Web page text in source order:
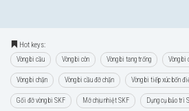
Hot keys:
Vòng bi cầu Vòng bi côn Vòng bi tang trống Vòng bi
Vòng bi chặn Vòng bi cầu đỡ chặn Vòng bi tiếp xúc bốn
Gối đỡ vòng bi SKF Mỡ chịu nhiệt SKF Dụng cụ bảo trì